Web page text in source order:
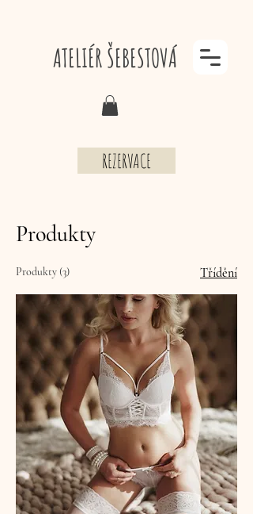
ATELIÉR ŠEBESTOVÁ
REZERVACE
Produkty
Produkty (3) Třídění